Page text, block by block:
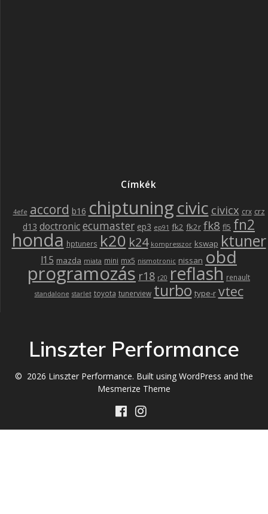
Címkék
4efe accord b16 chiptuningcivic civicx crx crz
d13 doctronicecumaster ep3 ep91 fk2 fk2r fk8 fl5 fn2
honda hptuners k20 k24 kompresszor kswap ktuner
l15 mazda miata mini mx5 nismotronic nissan obd
programozás r18 r20 reflash renault
standalone starlet toyota tunerview turbo type-r vtec
Linszter Performance
© 2026 Linszter Performance. Built using WordPress and the
Mesmerize Theme